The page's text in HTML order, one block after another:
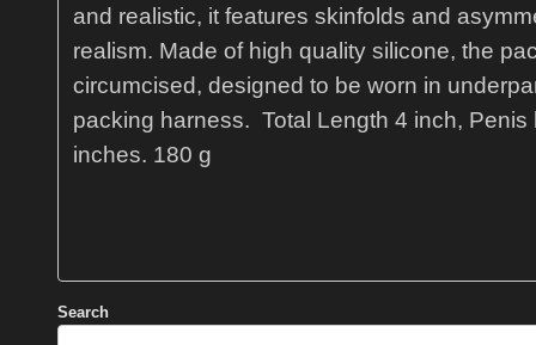
and realistic, it features skinfolds and
realism. Made of high quality silicone, the
circumcised, designed to be worn in
packing harness. Total Length 4 inch, Penis
inches. 180 g
Search